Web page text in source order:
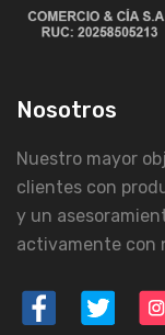
Nosotros
Nuestro mayor
clientes con
y un
activamente con